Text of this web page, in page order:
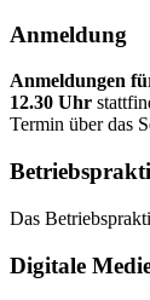
Anmeldung
Anmeldungen
12.30 Uhr
Termin über das
Das
Digitale